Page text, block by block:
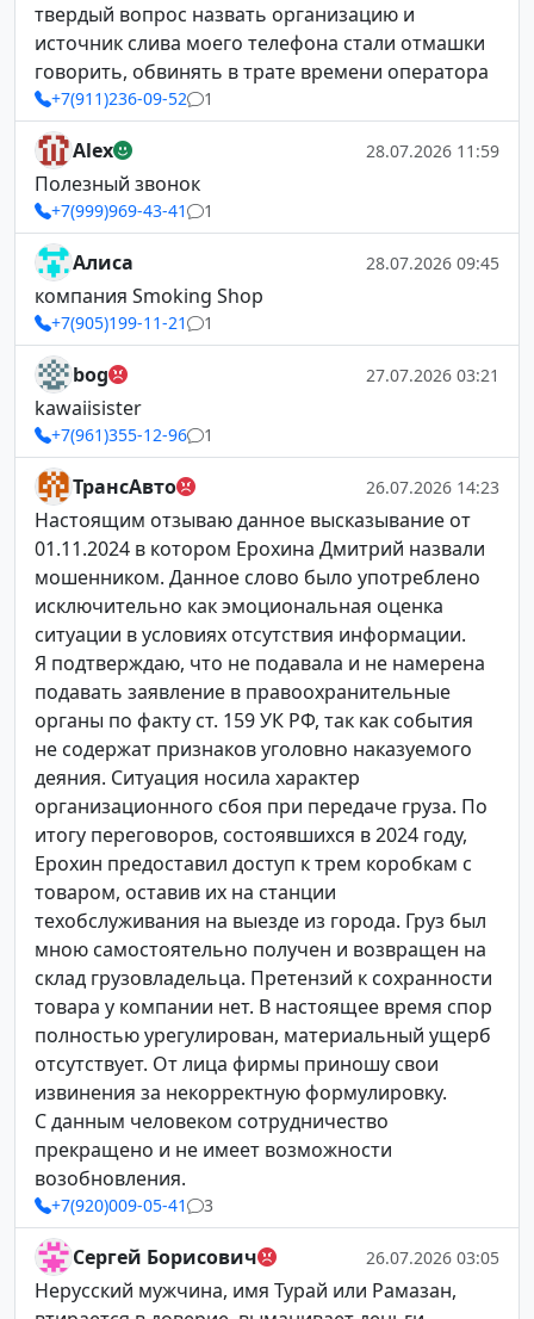
твердый вопрос назвать организацию и
источник слива моего телефона стали отмашки
говорить, обвинять в трате времени оператора
+7(911)236-09-52 1
Alex 28.07.2026 11:59
Полезный звонок
+7(999)969-43-41 1
Алиса 28.07.2026 09:45
компания Smoking Shop
+7(905)199-11-21 1
bog 27.07.2026 03:21
kawaiisister
+7(961)355-12-96 1
ТрансАвто 26.07.2026 14:23
Настоящим отзываю данное высказывание от
01.11.2024 в котором Ерохина Дмитрий назвали
мошенником. Данное слово было употреблено
исключительно как эмоциональная оценка
ситуации в условиях отсутствия информации.
Я подтверждаю, что не подавала и не намерена
подавать заявление в правоохранительные
органы по факту ст. 159 УК РФ, так как события
не содержат признаков уголовно наказуемого
деяния. Ситуация носила характер
организационного сбоя при передаче груза. По
итогу переговоров, состоявшихся в 2024 году,
Ерохин предоставил доступ к трем коробкам с
товаром, оставив их на станции
техобслуживания на выезде из города. Груз был
мною самостоятельно получен и возвращен на
склад грузовладельца. Претензий к сохранности
товара у компании нет. В настоящее время спор
полностью урегулирован, материальный ущерб
отсутствует. От лица фирмы приношу свои
извинения за некорректную формулировку.
С данным человеком сотрудничество
прекращено и не имеет возможности
возобновления.
+7(920)009-05-41 3
Сергей Борисович 26.07.2026 03:05
Нерусский мужчина, имя Турай или Рамазан,